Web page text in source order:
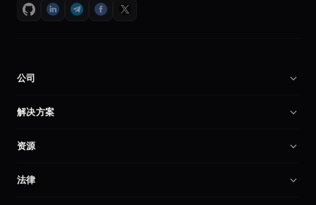
公司
关于我们
合作伙伴
产品对比
解决方案
加密货币交易所软件
交易所程序
资源
技术文档
法律